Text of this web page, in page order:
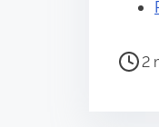
P
2